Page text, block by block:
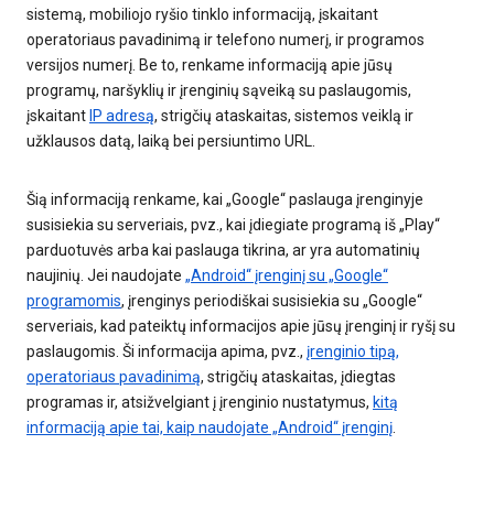
sistemą, mobiliojo ryšio tinklo informaciją, įskaitant
operatoriaus pavadinimą ir telefono numerį, ir programos
versijos numerį. Be to, renkame informaciją apie jūsų
programų, naršyklių ir įrenginių sąveiką su paslaugomis,
įskaitant IP adresą, strigčių ataskaitas, sistemos veiklą ir
užklausos datą, laiką bei persiuntimo URL.
Šią informaciją renkame, kai „Google“ paslauga įrenginyje
susisiekia su serveriais, pvz., kai įdiegiate programą iš „Play“
parduotuvės arba kai paslauga tikrina, ar yra automatinių
naujinių. Jei naudojate „Android“ įrenginį su „Google“
programomis, įrenginys periodiškai susisiekia su „Google“
serveriais, kad pateiktų informacijos apie jūsų įrenginį ir ryšį su
paslaugomis. Ši informacija apima, pvz., įrenginio tipą,
operatoriaus pavadinimą, strigčių ataskaitas, įdiegtas
programas ir, atsižvelgiant į įrenginio nustatymus, kitą
informaciją apie tai, kaip naudojate „Android“ įrenginį.